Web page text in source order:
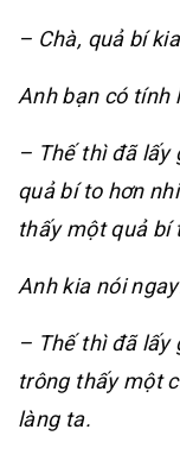
– Chà, quả bí
Anh bạn có tính
– Thế thì đã lấy
quả bí to hơn
thấy một quả bí
Anh kia nói
– Thế thì đã lấy
trông thấy một
làng ta.